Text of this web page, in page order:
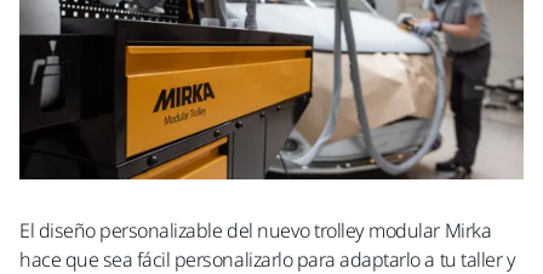
El diseño personalizable del nuevo trolley modular Mirka
hace que sea fácil personalizarlo para adaptarlo a tu taller y